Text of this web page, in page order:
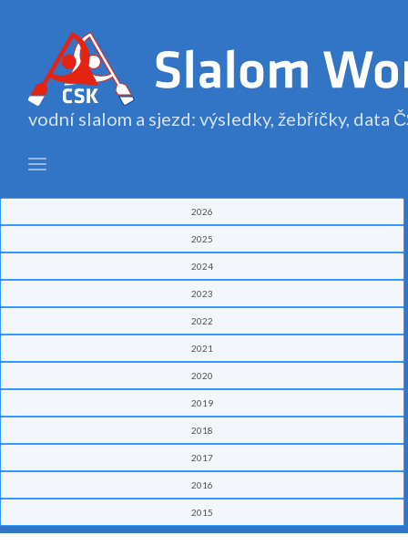
vodní slalom a sjezd: výsledky, žebříčky, data
2026
2025
2024
2023
2022
2021
2020
2019
2018
2017
2016
2015